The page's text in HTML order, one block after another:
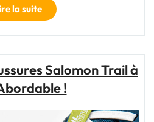
la suite"Exploration
au
Féminin
Running
Trail
Femme"
Salomon Trail à
!